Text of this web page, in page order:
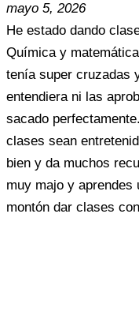
mayo 5, 2026
He estado dando
Química y
tenía super cruzadas
entendiera ni las
sacado
clases sean
bien y da muchos
muy majo y aprendes
montón dar clases